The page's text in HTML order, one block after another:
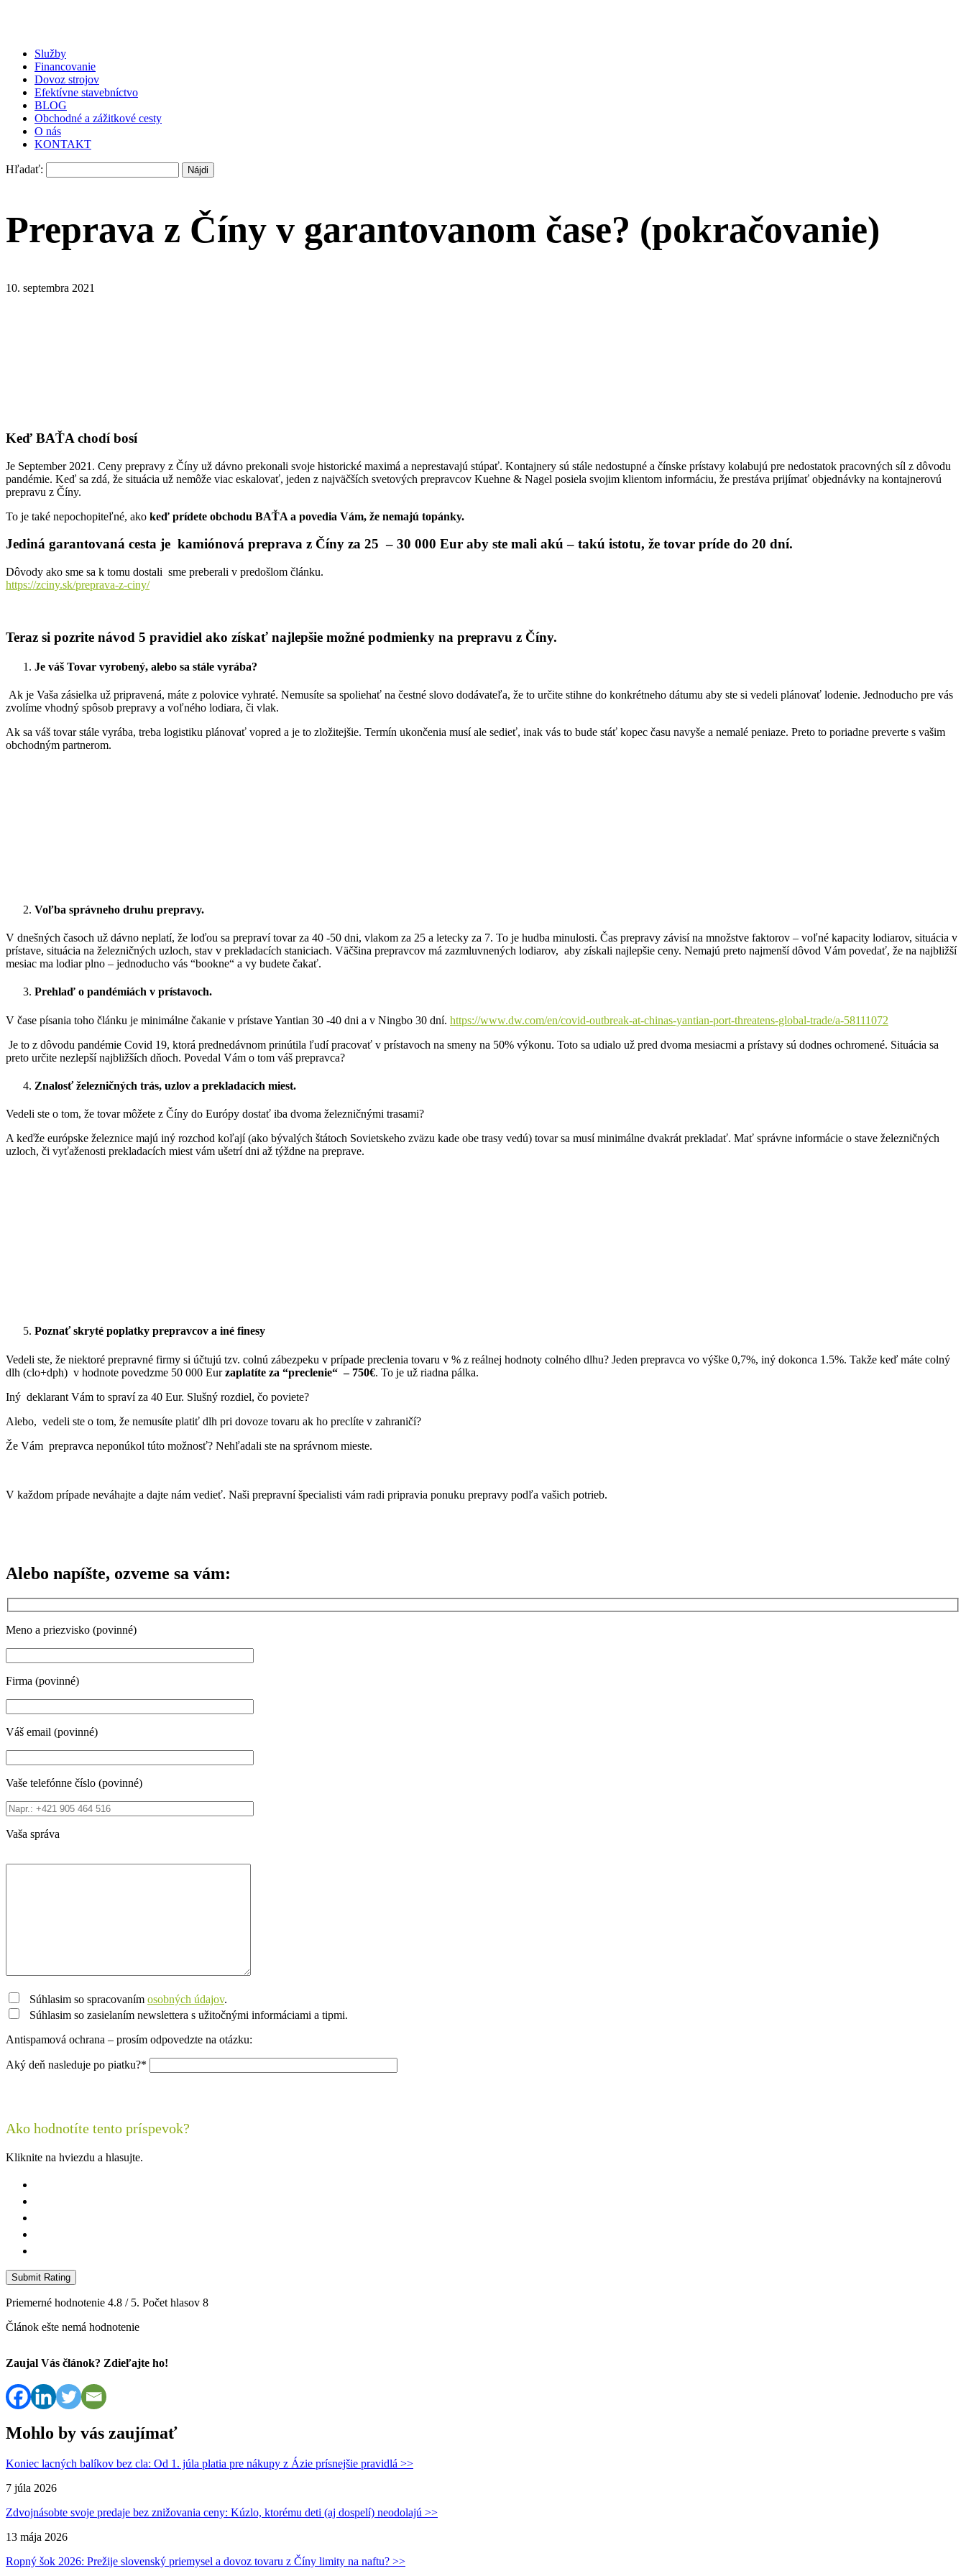
Služby
Financovanie
Dovoz strojov
Efektívne stavebníctvo
BLOG
Obchodné a zážitkové cesty
O nás
KONTAKT
Hľadať:
Preprava z Číny v garantovanom čase? (pokračovanie)
10. septembra 2021
Keď BAŤA chodí bosí
Je September 2021. Ceny prepravy z Číny už dávno prekonali svoje historické maximá a neprestavajú stúpať. Kontajnery sú stále nedostupné a čínske prístavy kolabujú pre nedostatok pracovných síl z dôvodu
pandémie. Keď sa zdá, že situácia už nemôže viac eskalovať, jeden z najväčších svetových prepravcov Kuehne & Nagel posiela svojim klientom informáciu, že prestáva prijímať objednávky na kontajnerovú
prepravu z Číny.
To je také nepochopiteľné, ako keď prídete obchodu BAŤA a povedia Vám, že nemajú topánky.
Jediná garantovaná cesta je kamiónová preprava z Číny za 25 – 30 000 Eur aby ste mali akú – takú istotu, že tovar príde do 20 dní.
Dôvody ako sme sa k tomu dostali sme preberali v predošlom článku.
https://zciny.sk/preprava-z-ciny/
Teraz si pozrite návod 5 pravidiel ako získať najlepšie možné podmienky na prepravu z Číny.
Je váš Tovar vyrobený, alebo sa stále vyrába?
Ak je Vaša zásielka už pripravená, máte z polovice vyhraté. Nemusíte sa spoliehať na čestné slovo dodávateľa, že to určite stihne do konkrétneho dátumu aby ste si vedeli plánovať lodenie. Jednoducho pre vás
zvolíme vhodný spôsob prepravy a voľného lodiara, či vlak.
Ak sa váš tovar stále vyrába, treba logistiku plánovať vopred a je to zložitejšie. Termín ukončenia musí ale sedieť, inak vás to bude stáť kopec času navyše a nemalé peniaze. Preto to poriadne preverte s vašim
obchodným partnerom.
Voľba správneho druhu prepravy.
V dnešných časoch už dávno neplatí, že loďou sa prepraví tovar za 40 -50 dni, vlakom za 25 a letecky za 7. To je hudba minulosti. Čas prepravy závisí na množstve faktorov – voľné kapacity lodiarov, situácia v
prístave, situácia na železničných uzloch, stav v prekladacích staniciach. Väčšina prepravcov má zazmluvnených lodiarov, aby získali najlepšie ceny. Nemajú preto najmenší dôvod Vám povedať, že na najbližší
mesiac ma lodiar plno – jednoducho vás “bookne“ a vy budete čakať.
Prehlaď o pandémiách v prístavoch.
V čase písania toho článku je minimálne čakanie v prístave Yantian 30 -40 dni a v Ningbo 30 dní. https://www.dw.com/en/covid-outbreak-at-chinas-yantian-port-threatens-global-trade/a-58111072
Je to z dôvodu pandémie Covid 19, ktorá prednedávnom prinútila ľudí pracovať v prístavoch na smeny na 50% výkonu. Toto sa udialo už pred dvoma mesiacmi a prístavy sú dodnes ochromené. Situácia sa
preto určite nezlepší najbližších dňoch. Povedal Vám o tom váš prepravca?
Znalosť železničných trás, uzlov a prekladacích miest.
Vedeli ste o tom, že tovar môžete z Číny do Európy dostať iba dvoma železničnými trasami?
A keďže európske železnice majú iný rozchod koľají (ako bývalých štátoch Sovietskeho zväzu kade obe trasy vedú) tovar sa musí minimálne dvakrát prekladať. Mať správne informácie o stave železničných
uzloch, či vyťaženosti prekladacích miest vám ušetrí dni až týždne na preprave.
Poznať skryté poplatky prepravcov a iné finesy
Vedeli ste, že niektoré prepravné firmy si účtujú tzv. colnú zábezpeku v prípade preclenia tovaru v % z reálnej hodnoty colného dlhu? Jeden prepravca vo výške 0,7%, iný dokonca 1.5%. Takže keď máte colný
dlh (clo+dph) v hodnote povedzme 50 000 Eurzaplatíte za “preclenie“ – 750€. To je už riadna pálka.
Iný deklarant Vám to spraví za 40 Eur. Slušný rozdiel, čo poviete?
Alebo, vedeli ste o tom, že nemusíte platiť dlh pri dovoze tovaru ak ho preclíte v zahraničí?
Že Vám prepravca neponúkol túto možnosť? Nehľadali ste na správnom mieste.
V každom prípade neváhajte a dajte nám vedieť. Naši prepravní špecialisti vám radi pripravia ponuku prepravy podľa vašich potrieb.
Alebo napíšte, ozveme sa vám:
Meno a priezvisko (povinné)
Firma (povinné)
Váš email (povinné)
Vaše telefónne číslo (povinné)
Vaša správa
Súhlasim so spracovaním osobných údajov.
Súhlasim so zasielaním newslettera s užitočnými informáciami a tipmi.
Antispamová ochrana – prosím odpovedzte na otázku:
Aký deň nasleduje po piatku?*
Ako hodnotíte tento príspevok?
Kliknite na hviezdu a hlasujte.
Submit Rating
Priemerné hodnotenie 4.8 / 5. Počet hlasov 8
Článok ešte nemá hodnotenie
Zaujal Vás článok? Zdieľajte ho!
Mohlo by vás zaujímať
Koniec lacných balíkov bez cla: Od 1. júla platia pre nákupy z Ázie prísnejšie pravidlá >>
7 júla 2026
Zdvojnásobte svoje predaje bez znižovania ceny: Kúzlo, ktorému deti (aj dospelí) neodolajú >>
13 mája 2026
Ropný šok 2026: Prežije slovenský priemysel a dovoz tovaru z Číny limity na naftu? >>